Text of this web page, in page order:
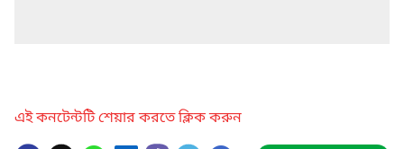
এই কনটেন্টটি শেয়ার করতে ক্লিক করুন